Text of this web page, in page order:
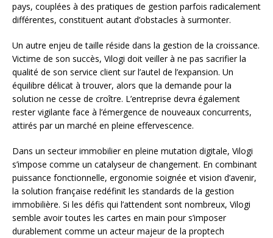
pays, couplées à des pratiques de gestion parfois radicalement
différentes, constituent autant d’obstacles à surmonter.
Un autre enjeu de taille réside dans la gestion de la croissance.
Victime de son succès, Vilogi doit veiller à ne pas sacrifier la
qualité de son service client sur l’autel de l’expansion. Un
équilibre délicat à trouver, alors que la demande pour la
solution ne cesse de croître. L’entreprise devra également
rester vigilante face à l’émergence de nouveaux concurrents,
attirés par un marché en pleine effervescence.
Dans un secteur immobilier en pleine mutation digitale, Vilogi
s’impose comme un catalyseur de changement. En combinant
puissance fonctionnelle, ergonomie soignée et vision d’avenir,
la solution française redéfinit les standards de la gestion
immobilière. Si les défis qui l’attendent sont nombreux, Vilogi
semble avoir toutes les cartes en main pour s’imposer
durablement comme un acteur majeur de la proptech